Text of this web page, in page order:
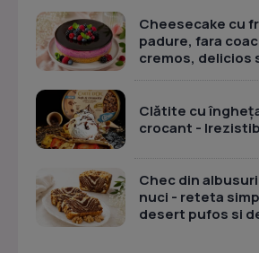
Cheesecake cu
padure, fara
cremos, delicios
Clătite cu
crocant -
Chec din
nuci - reteta
desert pufos si